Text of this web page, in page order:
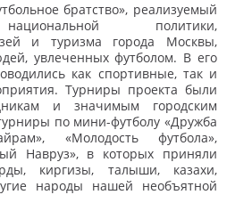
братство», реализуемый
политики,
и туризма города Москвы,
увлеченных футболом. В его
как спортивные, так и
Турниры проекта были
и значимым городским
по мини-футболу «Дружба
«Молодость футбола»,
Навруз», в которых приняли
киргизы, талыши, казахи,
народы нашей необъятной